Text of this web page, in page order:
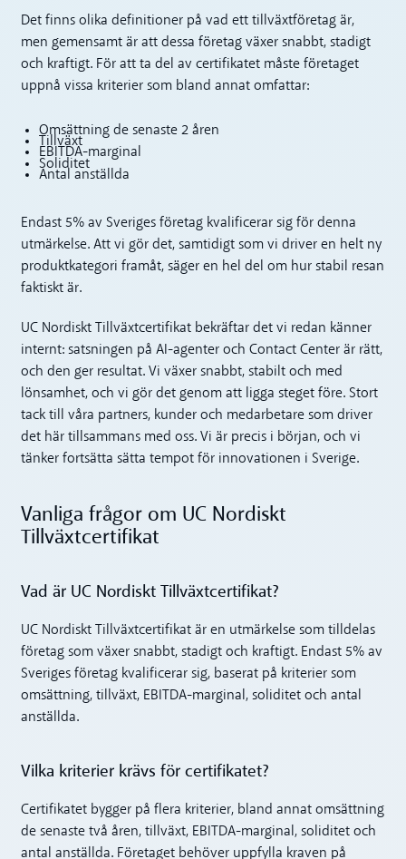
Det finns olika definitioner på vad ett tillväxtföretag är,
men gemensamt är att dessa företag växer snabbt, stadigt
och kraftigt. För att ta del av certifikatet måste företaget
uppnå vissa kriterier som bland annat omfattar:
Omsättning de senaste 2 åren
Tillväxt
EBITDA-marginal
Soliditet
Antal anställda
Endast 5% av Sveriges företag kvalificerar sig för denna
utmärkelse. Att vi gör det, samtidigt som vi driver en helt ny
produktkategori framåt, säger en hel del om hur stabil resan
faktiskt är.
UC Nordiskt Tillväxtcertifikat bekräftar det vi redan känner
internt: satsningen på AI-agenter och Contact Center är rätt,
och den ger resultat. Vi växer snabbt, stabilt och med
lönsamhet, och vi gör det genom att ligga steget före. Stort
tack till våra partners, kunder och medarbetare som driver
det här tillsammans med oss. Vi är precis i början, och vi
tänker fortsätta sätta tempot för innovationen i Sverige.
Vanliga frågor om UC Nordiskt
Tillväxtcertifikat
Vad är UC Nordiskt Tillväxtcertifikat?
UC Nordiskt Tillväxtcertifikat är en utmärkelse som tilldelas
företag som växer snabbt, stadigt och kraftigt. Endast 5% av
Sveriges företag kvalificerar sig, baserat på kriterier som
omsättning, tillväxt, EBITDA-marginal, soliditet och antal
anställda.
Vilka kriterier krävs för certifikatet?
Certifikatet bygger på flera kriterier, bland annat omsättning
de senaste två åren, tillväxt, EBITDA-marginal, soliditet och
antal anställda. Företaget behöver uppfylla kraven på